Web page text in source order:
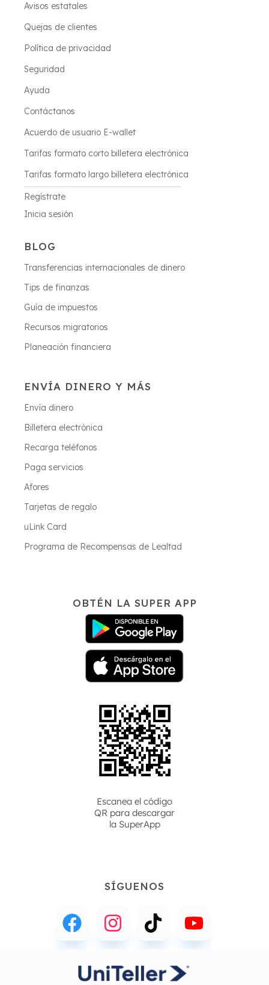
Avisos estatales
Quejas de clientes
Política de privacidad
Seguridad
Ayuda
Contáctanos
Acuerdo de usuario E-wallet
Tarifas formato corto billetera electrónica
Tarifas formato largo billetera electrónica
Regístrate
Inicia sesión
BLOG
Transferencias internacionales de dinero
Tips de finanzas
Guía de impuestos
Recursos migratorios
Planeación financiera
ENVÍA DINERO Y MÁS
Envía dinero
Billetera electrónica
Recarga teléfonos
Paga servicios
Afores
Tarjetas de regalo
uLink Card
Programa de Recompensas de Lealtad
OBTÉN LA SUPER APP
Escanea el código
QR para descargar
la SuperApp
SÍGUENOS